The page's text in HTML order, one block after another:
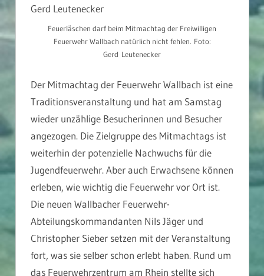
Feuerläschen darf beim Mitmachtag der Freiwilligen
Feuerwehr Wallbach natürlich nicht fehlen. Foto:
Gerd Leutenecker
Der Mitmachtag der Feuerwehr Wallbach ist eine
Traditionsveranstaltung und hat am Samstag
wieder unzählige Besucherinnen und Besucher
angezogen. Die Zielgruppe des Mitmachtags ist
weiterhin der potenzielle Nachwuchs für die
Jugendfeuerwehr. Aber auch Erwachsene können
erleben, wie wichtig die Feuerwehr vor Ort ist.
Die neuen Wallbacher Feuerwehr-
Abteilungskommandanten Nils Jäger und
Christopher Sieber setzen mit der Veranstaltung
fort, was sie selber schon erlebt haben. Rund um
das Feuerwehrzentrum am Rhein stellte sich